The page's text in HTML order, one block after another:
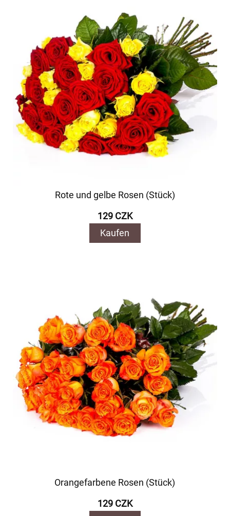
Rote und gelbe Rosen (Stück)
129 CZK
Kaufen
Orangefarbene Rosen (Stück)
129 CZK